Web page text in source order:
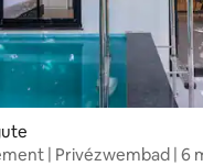
| Privézwembad | 6